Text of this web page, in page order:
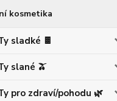
kosmetika
sladké 🍫
slané 🫒
pro zdraví/pohodu 🌿